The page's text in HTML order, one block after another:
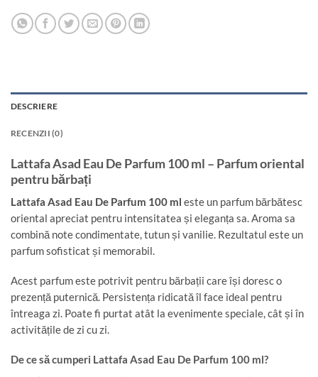
DESCRIERE
RECENZII (0)
Lattafa Asad Eau De Parfum 100 ml – Parfum oriental
pentru bărbați
Lattafa Asad Eau De Parfum 100 ml este un parfum bărbătesc
oriental apreciat pentru intensitatea și eleganța sa. Aroma sa
combină note condimentate, tutun și vanilie. Rezultatul este un
parfum sofisticat și memorabil.
Acest parfum este potrivit pentru bărbații care își doresc o
prezență puternică. Persistența ridicată îl face ideal pentru
întreaga zi. Poate fi purtat atât la evenimente speciale, cât și în
activitățile de zi cu zi.
De ce să cumperi Lattafa Asad Eau De Parfum 100 ml?